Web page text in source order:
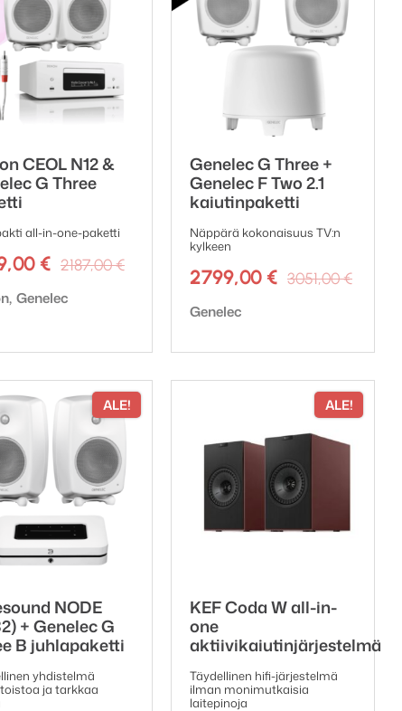
CEOL N12 &
G Three
all-in-one-paketti
2187,00€Alkuperäinen
2187,00 €.
€
Nykyinen
1859,00 €.
Genelec
Genelec G Three +
Genelec F Two 2.1
kaiutinpaketti
Näppärä kokonaisuus TV:n
kylkeen
3051,00€
2799,00 €
Tuotemerkki:
Genelec
ALE!
NODE
+ Genelec G
B juhlapaketti
yhdistelmä
ja tarkkaa
ALE!
KEF Coda W all-in-
one
aktiivikaiutinjärjestelmä
Täydellinen hifi-järjestelmä
ilman monimutkaisia
laitepinoja